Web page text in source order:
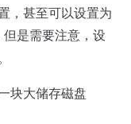
，甚至可以设置为
但是需要注意，设
块大储存磁盘